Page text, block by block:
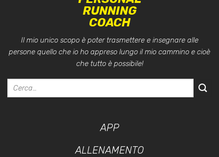
RUNNING
COACH
Il mio unico scopo è poter trasmettere e insegnare alle
persone quello che io ho appreso lungo il mio cammino e cioè
che tutto è possibile!
APP
ALLENAMENTO